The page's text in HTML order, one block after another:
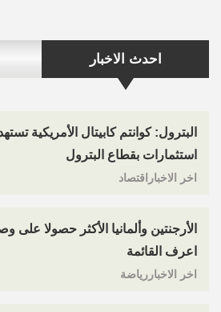
احدث الاخبار
البترول: كوانتم كابيتال الأمريكية
استثمارات بقطاع البترول
اخر الاخباراقتصاد
الأرجنتين وألمانيا الأكثر حصولا على
اعرف القائمة
اخر الاخباررياضة